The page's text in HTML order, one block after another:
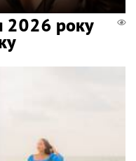
2026 року